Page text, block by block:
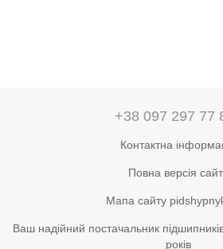
+38 097 297 77
Контактна
Повна версія
Мапа сайту
Ваш надійний постачальник
років